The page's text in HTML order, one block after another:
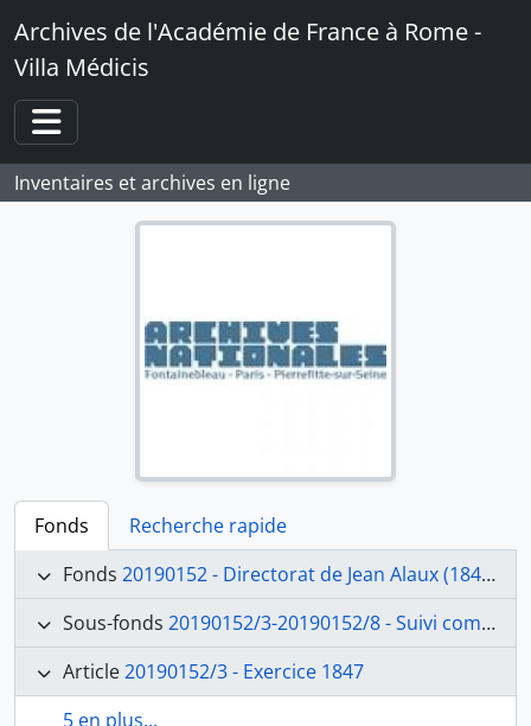
Skip to main content
Archives de l'Académie de France à Rome -
Villa Médicis
Toggle navigation
Inventaires et archives en ligne
Fonds
Recherche rapide
Fonds 20190152 - Directorat de Jean Alaux (1847-1852)
Sous-fonds 20190152/3-20190152/8 - Suivi comptable et financier
Article20190152/3 - Exercice 1847
5 en plus...